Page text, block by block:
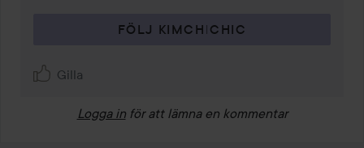
FÖLJ KIMCHICHIC
Gilla
Logga in för att lämna en kommentar